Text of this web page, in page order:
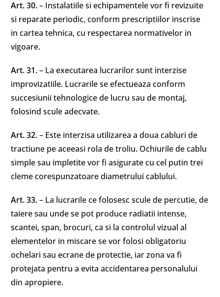
Art. 30.– Instalatiile si echipamentele vor fi revizuite
si reparate periodic, conform prescriptiilor inscrise
in cartea tehnica, cu respectarea normativelor in
vigoare.
Art. 31.– La executarea lucrarilor sunt interzise
improvizatiile. Lucrarile se efectueaza conform
succesiunii tehnologice de lucru sau de montaj,
folosind scule adecvate.
Art. 32.– Este interzisa utilizarea a doua cabluri de
tractiune pe aceeasi rola de troliu. Ochiurile de cablu
simple sau impletite vor fi asigurate cu cel putin trei
cleme corespunzatoare diametrului cablului.
Art. 33.– La lucrarile ce folosesc scule de percutie, de
taiere sau unde se pot produce radiatii intense,
scantei, span, brocuri, ca si la controlul vizual al
elementelor in miscare se vor folosi obligatoriu
ochelari sau ecrane de protectie, iar zona va fi
protejata pentru a evita accidentarea personalului
din apropiere.